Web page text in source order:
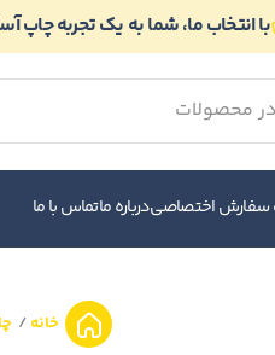
با انتخاب ما، شما به یک تجربه
سفارش اختصاصیدرباره ماتماس با ما
خانه